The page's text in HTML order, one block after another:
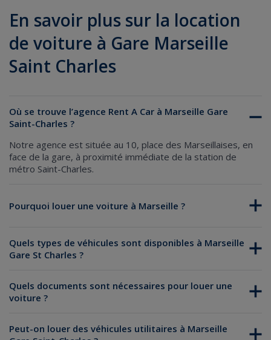
En savoir plus sur la location
de voiture à Gare Marseille
Saint Charles
Où se trouve l’agence Rent A Car à Marseille Gare
Saint-Charles ?
Notre agence est située au 10, place des Marseillaises, en
face de la gare, à proximité immédiate de la station de
métro Saint-Charles.
Pourquoi louer une voiture à Marseille ?
Quels types de véhicules sont disponibles à Marseille
Gare St Charles ?
Quels documents sont nécessaires pour louer une
voiture ?
Peut-on louer des véhicules utilitaires à Marseille